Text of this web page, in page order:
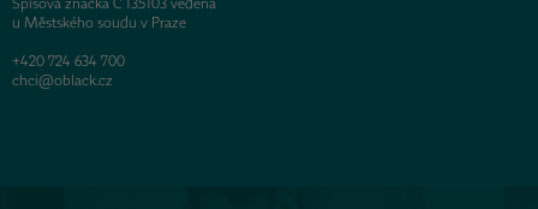
Spisová značka C 135103 vedená
u Městského soudu v Praze
+420 724 634 700
chci@oblack.cz